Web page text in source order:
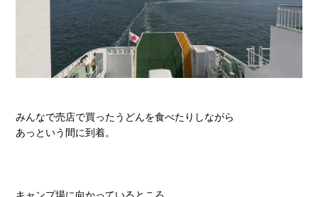
みんなで売店で買ったうどんを食べたりしながら
あっという間に到着。